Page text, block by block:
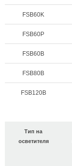
FSB60K
FSB60P
FSB60B
FSB80B
FSB120B
Тип на
осветителя